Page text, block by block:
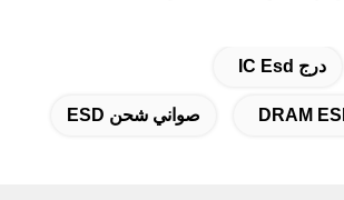
درج IC Esd
صواني شحن ESD